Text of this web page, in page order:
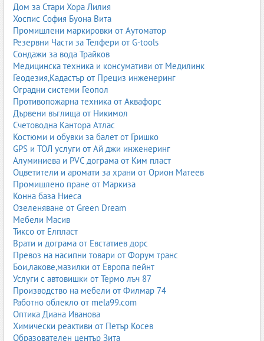
Дом за Стари Хора Лилия
Хоспис София Буона Вита
Промишлени маркировки от Аутоматор
Резервни Части за Телфери от G-tools
Сондажи за вода Трайков
Медицинска техника и консумативи от Медилинк
Геодезия,Кадастър от Прециз инженеринг
Оградни системи Геопол
Противопожарна техника от Аквафорс
Дървени въглища от Никимол
Счетоводна Кантора Атлас
Костюми и обувки за балет от Гришко
GPS и ТОЛ услуги от Ай джи инженеринг
Алуминиева и PVC дограма от Ким пласт
Оцветители и аромати за храни от Орион Матеев
Промишлено пране от Маркиза
Конна база Ниеса
Озеленяване от Green Dream
Мебели Масив
Тиксо от Елпласт
Врати и дограма от Евстатиев дорс
Превоз на насипни товари от Форум транс
Бои,лакове,мазилки от Европа пейнт
Услуги с автовишки от Термо лъч 87
Производство на мебели от Филмар 74
Работно облекло от mela99.com
Оптика Диана Иванова
Химически реактиви от Петър Косев
Образователен център Зита